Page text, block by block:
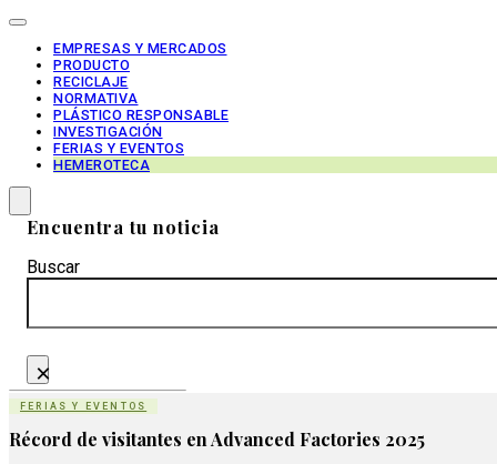
EMPRESAS Y MERCADOS
PRODUCTO
RECICLAJE
NORMATIVA
PLÁSTICO RESPONSABLE
INVESTIGACIÓN
FERIAS Y EVENTOS
HEMEROTECA
Encuentra tu noticia
Buscar
×
FERIAS Y EVENTOS
Récord de visitantes en Advanced Factories 2025